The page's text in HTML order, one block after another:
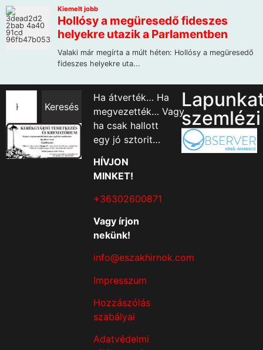
Keresés
Ha átverték… Ha
megvezették… Vagy
ha csak hallott
egy jó sztorit…
HÍVJON
MINKET!
+36302600871
Vagy írjon
nekünk!
info@eszakhirnok.com
Impresszum
Hozzászólás
szabályai
Adatvédelmi
szemlézi